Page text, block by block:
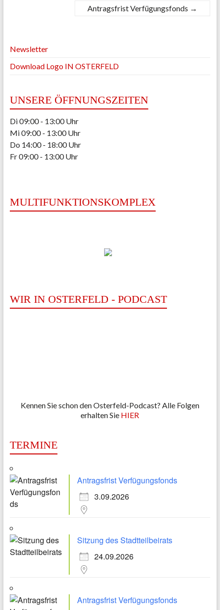
Antragsfrist Verfügungsfonds →
Newsletter
Download Logo IN OSTERFELD
UNSERE ÖFFNUNGSZEITEN
Di 09:00 - 13:00 Uhr
Mi 09:00 - 13:00 Uhr
Do 14:00 - 18:00 Uhr
Fr 09:00 - 13:00 Uhr
MULTIFUNKTIONSKOMPLEX
WIR IN OSTERFELD - PODCAST
Kennen Sie schon den Osterfeld-Podcast? Alle Folgen
erhalten Sie HIER
TERMINE
Antragsfrist Verfügungsfonds
3.09.2026
Sitzung des Stadtteilbeirats
24.09.2026
Antragsfrist Verfügungsfonds